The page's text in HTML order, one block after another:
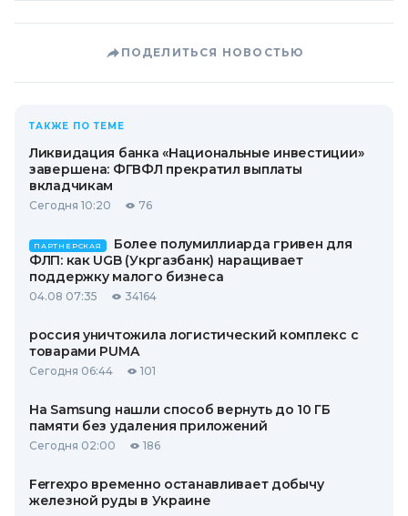
ПОДЕЛИТЬСЯ НОВОСТЬЮ
ТАКЖЕ ПО ТЕМЕ
Ликвидация банка «Национальные инвестиции»
завершена: ФГВФЛ прекратил выплаты
вкладчикам
Сегодня 10:20 76
ПАРТНЕРСКАЯ
Более полумиллиарда гривен для
ФЛП: как UGB (Укргазбанк) наращивает
поддержку малого бизнеса
04.08 07:35 34164
россия уничтожила логистический комплекс с
товарами PUMA
Сегодня 06:44 101
На Samsung нашли способ вернуть до 10 ГБ
памяти без удаления приложений
Сегодня 02:00 186
Ferrexpo временно останавливает добычу
железной руды в Украине